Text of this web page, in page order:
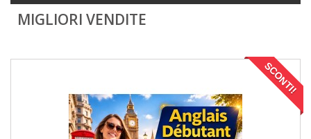
MIGLIORI VENDITE
SCONTI!